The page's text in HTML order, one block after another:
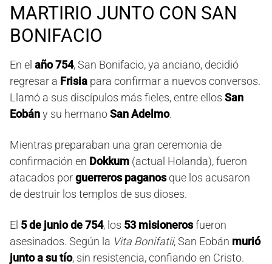
MARTIRIO JUNTO CON SAN
BONIFACIO
En el año 754, San Bonifacio, ya anciano, decidió
regresar a Frisia para confirmar a nuevos conversos.
Llamó a sus discípulos más fieles, entre ellos San
Eobány su hermanoSan Adelmo.
Mientras preparaban una gran ceremonia de
confirmación en Dokkum (actual Holanda), fueron
atacados porguerreros paganosque los acusaron
de destruir los templos de sus dioses.
El 5 de junio de 754, los 53 misionerosfueron
asesinados. Según la Vita Bonifatii, San Eobán murió
junto a su tío, sin resistencia, confiando en Cristo.